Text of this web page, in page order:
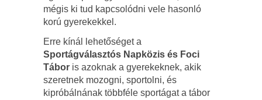
mégis ki tud kapcsolódni vele hasonló
korú gyerekekkel.
Erre kínál lehetőséget a
Sportágválasztós Napközis és Foci
Tábor is azoknak a gyerekeknek, akik
szeretnek mozogni, sportolni, és
kipróbálnának többféle sportágat a tábor